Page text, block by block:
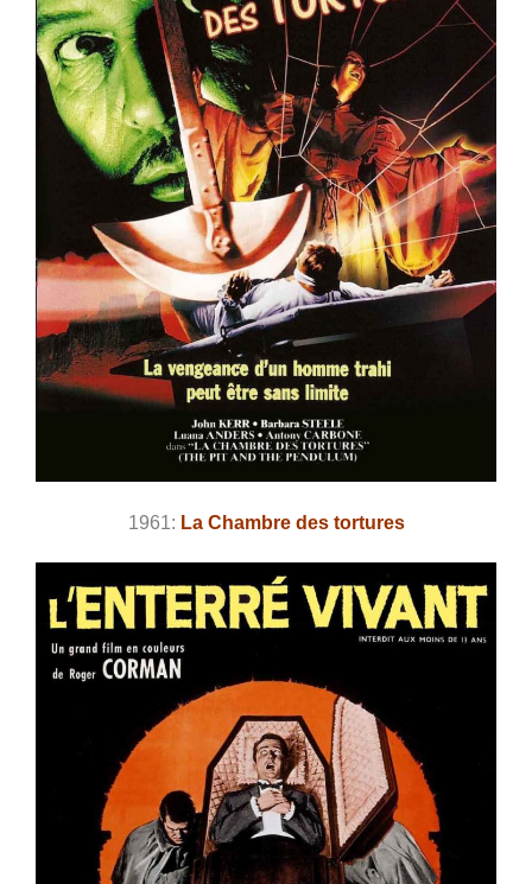
1961: La Chambre des tortures